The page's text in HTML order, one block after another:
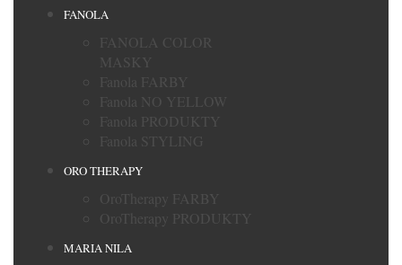
FANOLA
FANOLA COLOR
MASKY
Fanola FARBY
Fanola NO YELLOW
Fanola PRODUKTY
Fanola STYLING
ORO THERAPY
OroTherapy FARBY
OroTherapy PRODUKTY
MARIA NILA